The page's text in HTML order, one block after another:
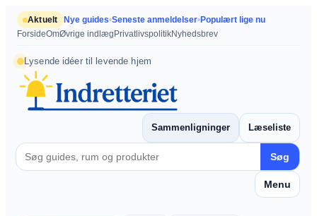
SpringAktuelt Nye guides•Seneste anmeldelser•Populært lige nu
ForsideOmØvrige indlæg PrivatlivspolitikNyhedsbrev
Lysende idéer til levende hjem
Sammenligninger Læseliste
Søg
Menu